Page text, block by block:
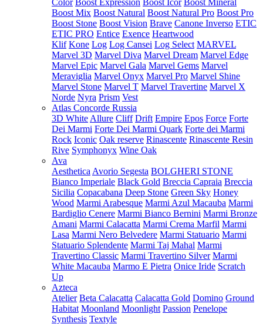
Color Boost Expression Boost Icor Boost Mineral
Boost Mix Boost Natural Boost Natural Pro Boost Pro
Boost Stone Boost Vision Brave Canone Inverso ETIC
ETIC PRO Entice Exence Heartwood
Klif Kone Log Log Cansei Log Select MARVEL
Marvel 3D Marvel Diva Marvel Dream Marvel Edge
Marvel Epic Marvel Gala Marvel Gems Marvel
Meraviglia Marvel Onyx Marvel Pro Marvel Shine
Marvel Stone Marvel T Marvel Travertine Marvel X
Norde Nyra Prism Vest
Atlas Concorde Russia
3D White Allure Cliff Drift Empire Epos Force Forte
Dei Marmi Forte Dei Marmi Quark Forte dei Marmi
Rock Iconic Oak reserve Rinascente Rinascente Resin
Rive Symphonyx Wine Oak
Ava
Aesthetica Avorio Segesta BOLGHERI STONE
Bianco Imperiale Black Gold Breccia Capraia Breccia
Sicilia Copacabana Deep Stone Green Sky Honey
Wood Marmi Arabesque Marmi Azul Macauba Marmi
Bardiglio Cenere Marmi Bianco Bernini Marmi Bronze
Amani Marmi Calacatta Marmi Crema Marfil Marmi
Lasa Marmi Nero Belvedere Marmi Statuario Marmi
Statuario Splendente Marmi Taj Mahal Marmi
Travertino Classic Marmi Travertino Silver Marmi
White Macauba Marmo E Pietra Onice Iride Scratch
Up
Azteca
Atelier Beta Calacatta Calacatta Gold Domino Ground
Habitat Moonland Moonlight Passion Penelope
Synthesis Textyle